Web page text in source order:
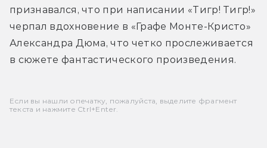
признавался, что при написании «Тигр! Тигр!»
черпал вдохновение в «Графе Монте-Кристо»
Александра Дюма, что четко прослеживается
в сюжете фантастического произведения.
Если вы нашли опечатку, пожалуйста, выделите фрагмент
текста и нажмите Ctrl+Enter.